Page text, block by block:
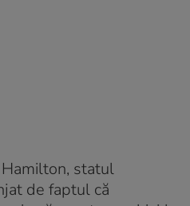
statul
de faptul că